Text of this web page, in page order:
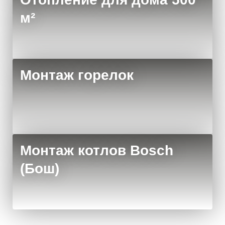
м²
Монтаж горелок
Монтаж котлов Bosch
(Бош)